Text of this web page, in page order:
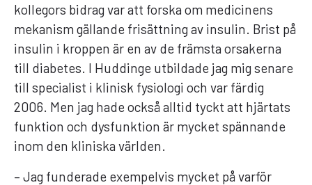
kollegors bidrag var att forska om medicinens
mekanism gällande frisättning av insulin. Brist på
insulin i kroppen är en av de främsta orsakerna
till diabetes. I Huddinge utbildade jag mig senare
till specialist i klinisk fysiologi och var färdig
2006. Men jag hade också alltid tyckt att hjärtats
funktion och dysfunktion är mycket spännande
inom den kliniska världen.
– Jag funderade exempelvis mycket på varför